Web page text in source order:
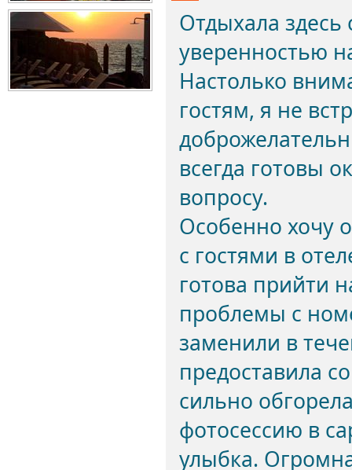
Отдыхала здесь
уверенностью
Настолько
гостям, я не
всегда готовы
вопросу.
Особенно хочу
с гостями в
готова прийти
проблемы с
заменили в
предоставила
сильно
фотосессию в
улыбка.